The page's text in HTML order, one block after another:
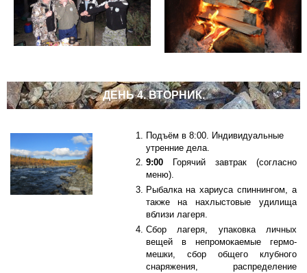
ДЕНЬ 4. ВТОРНИК.
Подъём в 8:00. Индивидуальные
утренние дела.
9:00Горячий завтрак (согласно
меню).
Рыбалка на хариуса спиннингом, а
также на нахлыстовые удилища
вблизи лагеря.
Сбор лагеря, упаковка личных
вещей в непромокаемые гермо-
мешки, сбор общего клубного
снаряжения, распределение